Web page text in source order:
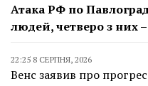
Атака РФ по
людей, четверо з них –
22:25 8 СЕРПНЯ, 2026
Венс заявив про